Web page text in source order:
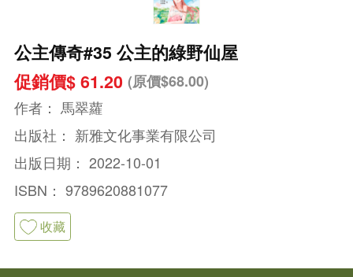
公主傳奇#35 公主的綠野仙屋
促銷價$ 61.20 (原價$68.00)
作者： 馬翠蘿
出版社： 新雅文化事業有限公司
出版日期： 2022-10-01
ISBN： 9789620881077
收藏